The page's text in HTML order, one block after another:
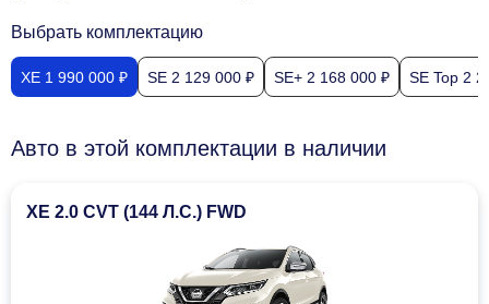
Выбрать комплектацию
XE 1 990 000 ₽ SE 2 129 000 ₽ SE+ 2 168 000 ₽ SE Top 2
Авто в этой комплектации в наличии
XE 2.0 CVT (144 Л.С.) FWD